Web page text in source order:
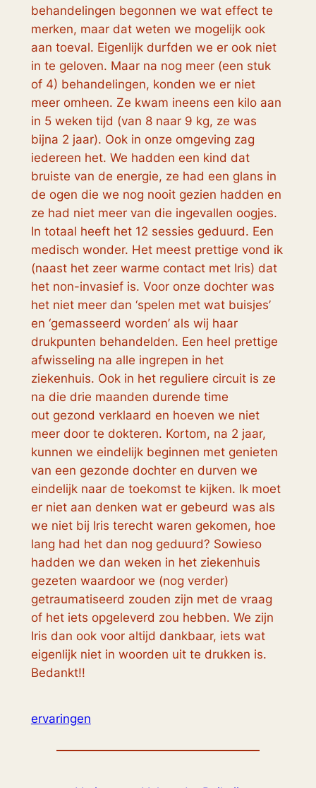
behandelingen begonnen we wat effect te
merken, maar dat weten we mogelijk ook
aan toeval. Eigenlijk durfden we er ook niet
in te geloven. Maar na nog meer (een stuk
of 4) behandelingen, konden we er niet
meer omheen. Ze kwam ineens een kilo aan
in 5 weken tijd (van 8 naar 9 kg, ze was
bijna 2 jaar). Ook in onze omgeving zag
iedereen het. We hadden een kind dat
bruiste van de energie, ze had een glans in
de ogen die we nog nooit gezien hadden en
ze had niet meer van die ingevallen oogjes.
In totaal heeft het 12 sessies geduurd. Een
medisch wonder. Het meest prettige vond ik
(naast het zeer warme contact met Iris) dat
het non-invasief is. Voor onze dochter was
het niet meer dan ‘spelen met wat buisjes’
en ‘gemasseerd worden’ als wij haar
drukpunten behandelden. Een heel prettige
afwisseling na alle ingrepen in het
ziekenhuis. Ook in het reguliere circuit is ze
na die drie maanden durende time
out gezond verklaard en hoeven we niet
meer door te dokteren. Kortom, na 2 jaar,
kunnen we eindelijk beginnen met genieten
van een gezonde dochter en durven we
eindelijk naar de toekomst te kijken. Ik moet
er niet aan denken wat er gebeurd was als
we niet bij Iris terecht waren gekomen, hoe
lang had het dan nog geduurd? Sowieso
hadden we dan weken in het ziekenhuis
gezeten waardoor we (nog verder)
getraumatiseerd zouden zijn met de vraag
of het iets opgeleverd zou hebben. We zijn
Iris dan ook voor altijd dankbaar, iets wat
eigenlijk niet in woorden uit te drukken is.
Bedankt!!
ervaringen